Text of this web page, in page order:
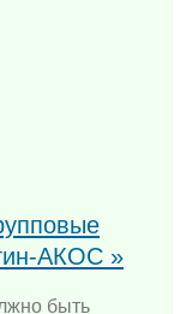
АКОС »
быть